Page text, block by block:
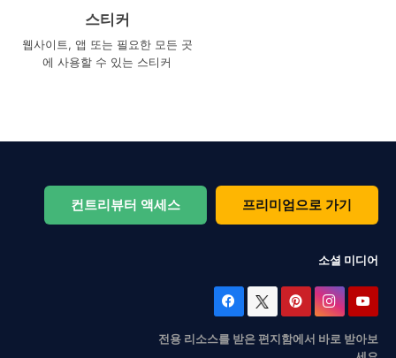
스티커
웹사이트, 앱 또는 필요한 모든 곳
에 사용할 수 있는 스티커
컨트리뷰터 액세스 프리미엄으로 가기
소셜 미디어
전용 리소스를 받은 편지함에서 바로 받아보